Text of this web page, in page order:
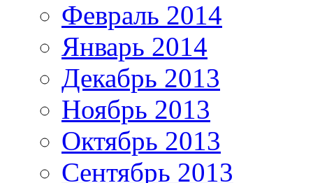
Февраль 2014
Январь 2014
Декабрь 2013
Ноябрь 2013
Октябрь 2013
Сентябрь 2013